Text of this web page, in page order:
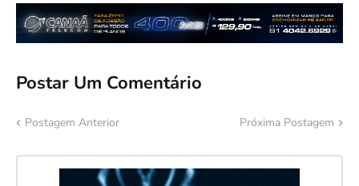
Postar Um Comentário
Postagem Anterior Próxima Postagem